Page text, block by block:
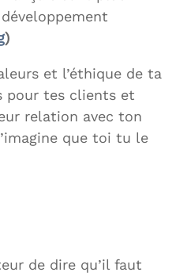
)
et l’éthique de ta
pour tes clients et
relation avec ton
que toi tu le
de dire qu’il faut